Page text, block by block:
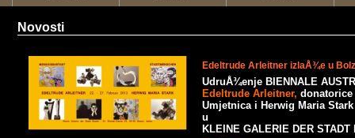
Novosti
Edeltrude Arleitner izlaÅ¾e u
UdruÅ¾enje BIENNALE
Edeltrude Arleitner, donatorice
Umjetnica i Herwig Maria
u
KLEINE GALERIE DER